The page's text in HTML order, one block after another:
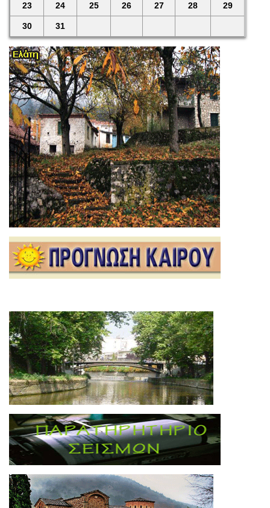
23 24 25 26 27 28 29
30 31